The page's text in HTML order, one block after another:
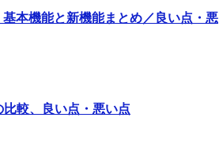
本機能と新機能まとめ／良い点・悪
較、良い点・悪い点